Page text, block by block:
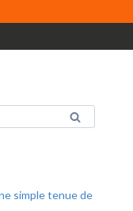
simple tenue de